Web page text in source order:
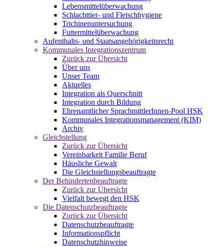
Lebensmittelüberwachung
Schlachttier- und Fleischhygiene
Trichinenuntersuchung
Futtermittelüberwachung
Aufenthalts- und Staatsangehörigkeitsrecht
Kommunales Integrationszentrum
Zurück zur Übersicht
Über uns
Unser Team
Aktuelles
Integration als Querschnitt
Integration durch Bildung
Ehrenamtlicher SprachmittlerInnen-Pool HSK
Kommunales Integrationsmanagement (KIM)
Archiv
Gleichstellung
Zurück zur Übersicht
Vereinbarkeit Familie Beruf
Häusliche Gewalt
Die Gleichstellungsbeauftragte
Der Behindertenbeauftragte
Zurück zur Übersicht
Vielfalt bewegt den HSK
Die Datenschutzbeauftragte
Zurück zur Übersicht
Datenschutzbeauftragte
Informationspflicht
Datenschutzhinweise